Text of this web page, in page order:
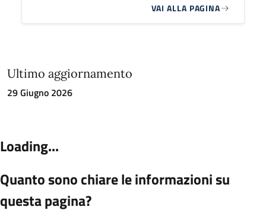
VAI ALLA PAGINA
Ultimo aggiornamento
29 Giugno 2026